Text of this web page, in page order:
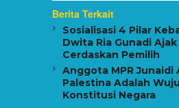
Berita Terkait
Sosialisasi 4 Pilar
Dwita Ria Gunadi
Cerdaskan Pemilih
Anggota MPR Junaidi
Palestina Adalah
Konstitusi Negara